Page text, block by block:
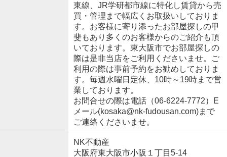
東線、JR学研都市線に特化し賃貸から売
買・管理まで幅広くお取扱いしておりま
す。お客様に寄り添ったお部屋探しの甲
斐もあり多くのお客様からのご紹介も頂
いております。東大阪市でお部屋探しの
際は是非当店をご利用くださいませ。ご
利用の際は事前予約をお勧めしておりま
す。毎週水曜日定休、10時～19時まで営
業しております。
お問合せの際は電話（06-6224-7772）E
メール(kosaka@nk-fudousan.com)まで
ご連絡くださいませ。
NK不動産
大阪府東大阪市小阪１丁目5-14